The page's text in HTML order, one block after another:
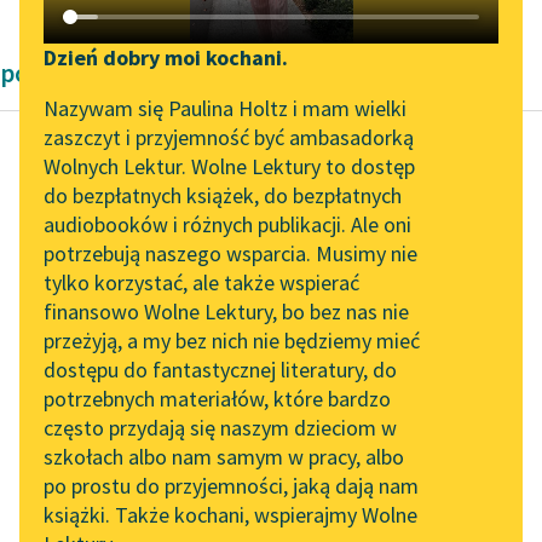
Katalog DAISY
Podkasty o książkach
Zgłoś brak utworu
Aktualności
„Prokurator Alicja Horn”
do słuchania
Byliśmy częścią AI Impact
Lab
Zapraszamy na spotkanie
online z tłumaczkami
literatury skandynawskiej
Spotkanie z Katarzyną
Tunkiel w Oslo
102. lata temu zmarł
Joseph Conrad
Narzędzia
Mapa Wolnych Lektur
Leśmianator
Przewodnik dla piszących i
czytających
API
OAI-PMH
Widget Wolnych Lektur
Przypisy
Dzień dobry moi kochani.
Nazywam się Paulina Holtz i mam wielki
zaszczyt i przyjemność być ambasadorką
Wolnych Lektur. Wolne Lektury to dostęp
do bezpłatnych książek, do bezpłatnych
audiobooków i różnych publikacji. Ale oni
potrzebują naszego wsparcia. Musimy nie
tylko korzystać, ale także wspierać
finansowo Wolne Lektury, bo bez nas nie
przeżyją, a my bez nich nie będziemy mieć
dostępu do fantastycznej literatury, do
potrzebnych materiałów, które bardzo
często przydają się naszym dzieciom w
szkołach albo nam samym w pracy, albo
po prostu do przyjemności, jaką dają nam
książki. Także kochani, wspierajmy Wolne
powieści przygodowe Emilia Salgariego
Emilio Salgari
Czarny Korsarz
Dookoła rozpościerała
się nieprzebrana
gęstwina, wśród której
panowały ciemności
jak we wnętrzu wielkiej
jaskini. Bujne...
Czytaj więcej